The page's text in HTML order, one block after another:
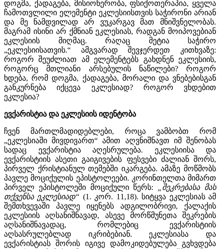
დოგმა, ქადაგება, მისიონერობა, ფსიქოთერაპია, ყველა
ჩამოთვლილი ელემენტი ეკლესიისთვის საჭირონი არიან
და მე ნამდვილად არ ვუკარგავ მათ მნიშვნელობას.
მაგრამ ისინი არ ქმნიან ეკლესიას, რადგან მოიპოვებიან
ეკლესიის მიღმაც. რაღაც მეტია საჭირო
„ეკლესიისათვის.“ ამგვარად შევჯერდეთ კითხვაზე:
როგორ შეუძლიათ ამ ელემენტებს გახდნენ ეკლესიის,
როგორც მთლიანი არსებულის ნაწილები? როგორ
ხდება, რომ დოგმა, ქადაგება, მორალი და ვნებებისგან
განკურნება იქცევა ეკლესიად? როგორ ვხდებით
ეკლესია?
ევქარისტია და ეკლესიის იდენტობა
ჩვენ მართლმადიდებლები, როცა ვამბობთ რომ
„ეკლესიაში მივდივართ“ ამით აღვნიშნავთ იმ შენობას
სადაც ევქარისტია აღესრულება. ეკლესიისა და
ევქარისტიის ასეთი გაიგივების ფესვები ძალიან შორს,
პირველ ქრისტიანულ თემებში იკარგება. ამაზე მოწმობს
პავლე მოციქულის ეპისტოლეები. კორინთელთა მიმართ
პირველ ეპისტოლეში მოციქული წერს:
„შეკრებასა მას
თქვენსა ეკლესიად“ (1. კორ. 11,18). სიტყვა ეკლესიას ამ
შემთხვევაში პავლე იყენებს ადგილობრივი, ქალაქის
ეკლესიის აღსანიშნავად, ასევე მორწმუნეთა შეკრების
აღსანიშნავადაც, რომლებიც ევქარისტიის
აღსასრულებლად იკრიბებიან. ეკლესიასა და
ევქარისტიას შორის იგივე დამოკიდებულება გვხვდება